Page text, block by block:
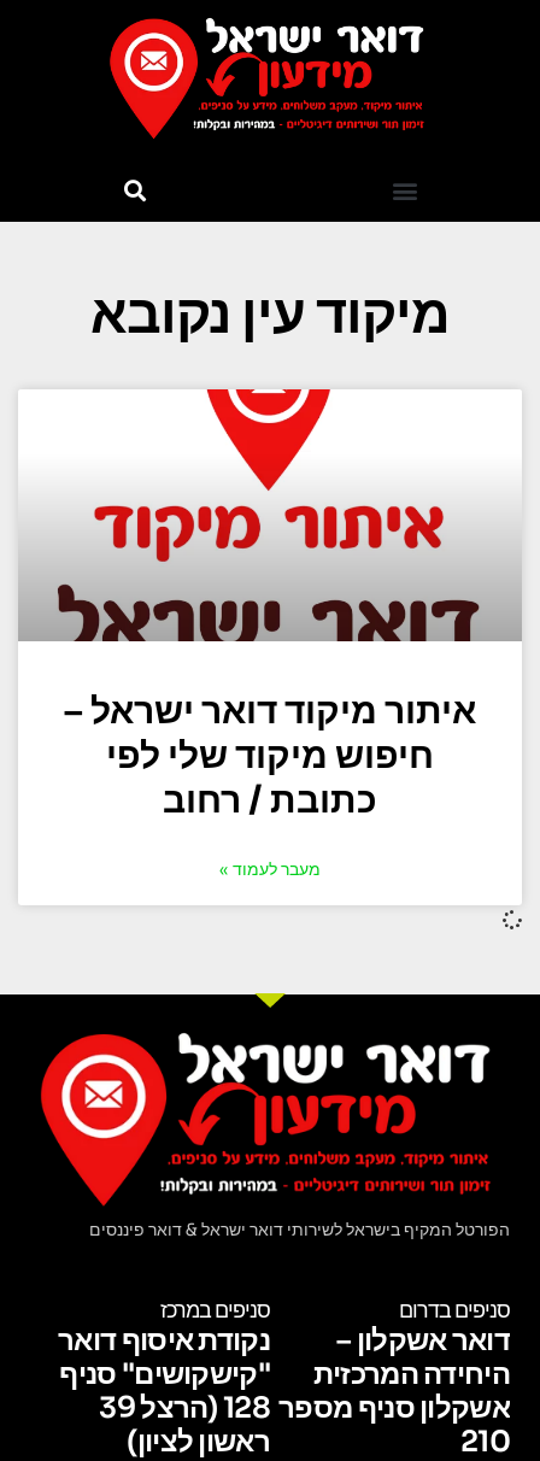
מיקוד עין נקובא
איתור מיקוד דואר ישראל –
חיפוש מיקוד שלי לפי
כתובת / רחוב
מעבר לעמוד »
הפורטל המקיף בישראל לשירותי דואר ישראל & דואר פיננסים
סניפים בדרום
דואר אשקלון –
היחידה המרכזית
אשקלון סניף מספר
210
סניפים במרכז
נקודת איסוף דואר
"קישקושים" סניף
128 (הרצל 39
ראשון לציון)